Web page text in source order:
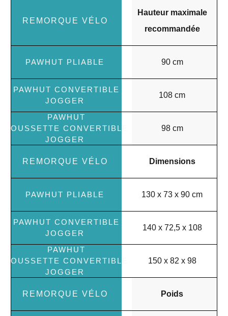
Hauteur maximale
recommandée
90 cm
108 cm
98 cm
Dimensions
130 x 73 x 90 cm
140 x 72,5 x 108
150 x 82 x 98
Poids